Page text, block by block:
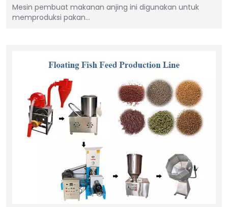
Mesin pembuat makanan anjing ini digunakan untuk
memproduksi pakan…